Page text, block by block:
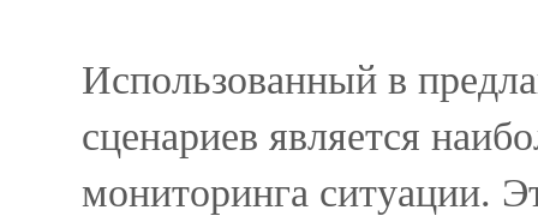
Использованный в
сценариев является
мониторинга ситуации.